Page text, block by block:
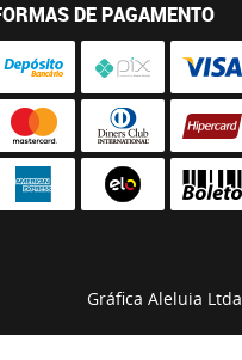
DE PAGAMENTO
Gráfica Aleluia Ltda